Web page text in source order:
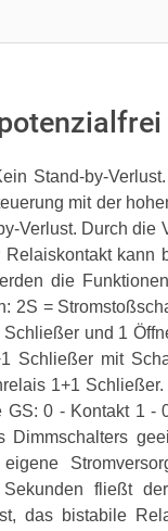
Stand-by-
mit der
Verlust. Durch die
kann
die
2S =
und 1
Schließer mit
1+1
0 - Kontakt 1 -
fließt
das bistabile